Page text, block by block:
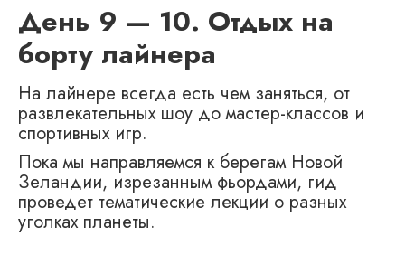
День 9 — 10. Отдых на
борту лайнера
На лайнере всегда есть чем заняться, от
развлекательных шоу до мастер-классов и
спортивных игр.
Пока мы направляемся к берегам Новой
Зеландии, изрезанным фьордами, гид
проведет тематические лекции о разных
уголках планеты.